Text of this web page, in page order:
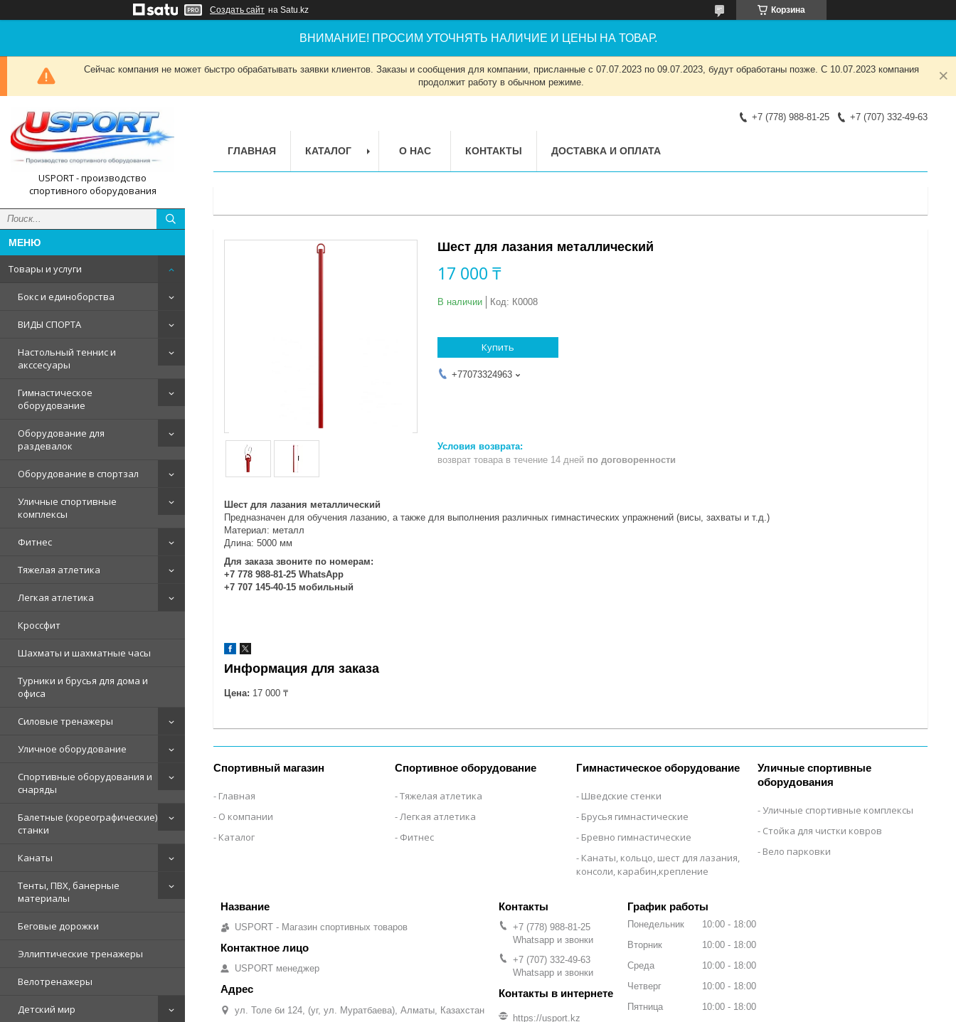
Создать сайт на Satu.kz Корзина
ВНИМАНИЕ! ПРОСИМ УТОЧНЯТЬ НАЛИЧИЕ И ЦЕНЫ НА ТОВАР.
Сейчас компания не может быстро обрабатывать заявки клиентов. Заказы и сообщения для компании, присланные с 07.07.2023 по 09.07.2023, будут обработаны позже. С 10.07.2023 компания
продолжит работу в обычном режиме.
USPORT - производство
спортивного оборудования
Товары и услуги
Бокс и единоборства
ВИДЫ СПОРТА
Настольный теннис и
акссесуары
Гимнастическое
оборудование
Оборудование для
раздевалок
Оборудование в спортзал
Уличные спортивные
комплексы
Фитнес
Тяжелая атлетика
Легкая атлетика
Кроссфит
Шахматы и шахматные часы
Турники и брусья для дома и
офиса
Силовые тренажеры
Уличное оборудование
Спортивные оборудования и
снаряды
Балетные (хореографические)
станки
Канаты
Тенты, ПВХ, банерные
материалы
Беговые дорожки
Эллиптические тренажеры
Велотренажеры
Детский мир
+7 (778) 988-81-25 +7 (707) 332-49-63
ГЛАВНАЯ КАТАЛОГ О НАС КОНТАКТЫ ДОСТАВКА И ОПЛАТА
Шест для лазания металлический
17 000 ₸
В наличии Код: К0008
Купить
+77073324963
возврат товара в течение 14 дней по договоренности
Шест для лазания металлический
Предназначен для обучения лазанию, а также для выполнения различных гимнастических упражнений (висы, захваты и т.д.)
Материал: металл
Длина: 5000 мм
Для заказа звоните по номерам:
+7 778 988-81-25 WhatsApp
+7 707 145-40-15 мобильный
Информация для заказа
Цена: 17 000 ₸
Спортивный магазин
Главная
О компании
Каталог
Спортивное оборудование
Тяжелая атлетика
Легкая атлетика
Фитнес
Гимнастическое оборудование
Шведские стенки
Брусья гимнастические
Бревно гимнастические
Канаты, кольцо, шест для лазания,
консоли, карабин,крепление
Уличные спортивные
оборудования
Уличные спортивные комплексы
Стойка для чистки ковров
Вело парковки
USPORT - Магазин спортивных товаров
USPORT менеджер
ул. Толе би 124, (уг, ул. Муратбаева), Алматы, Казахстан
+7 (778) 988-81-25
Whatsapp и звонки
+7 (707) 332-49-63
Whatsapp и звонки
https://usport.kz
График работы
Понедельник 10:00
18:00
Вторник
10:00
18:00
Среда
10:00
18:00
Четверг
10:00
18:00
Пятница
10:00
18:00